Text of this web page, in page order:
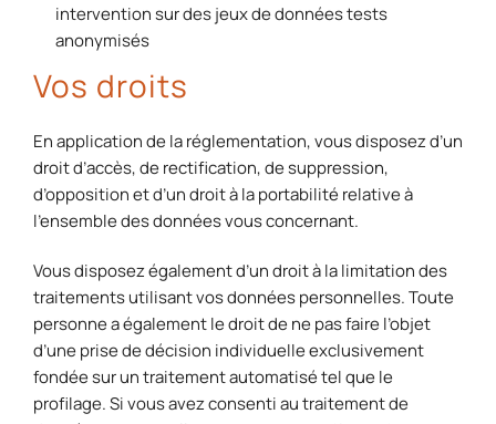
intervention sur des jeux de données tests
anonymisés
Vos droits
En application de la réglementation, vous disposez d’un
droit d’accès, de rectification, de suppression,
d’opposition et d’un droit à la portabilité relative à
l’ensemble des données vous concernant.
Vous disposez également d’un droit à la limitation des
traitements utilisant vos données personnelles. Toute
personne a également le droit de ne pas faire l’objet
d’une prise de décision individuelle exclusivement
fondée sur un traitement automatisé tel que le
profilage. Si vous avez consenti au traitement de